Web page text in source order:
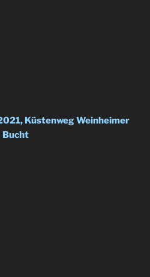
Küstenweg Weinheimer
Bucht